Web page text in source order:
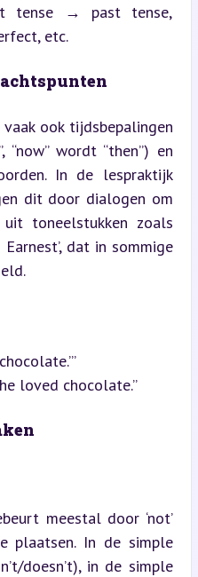
tense → past tense,
etc.
ook tijdsbepalingen
“now” wordt “then”) en
In de lespraktijk
dit door dialogen om
toneelstukken zoals
dat in sommige
loved chocolate.”
meestal door ‘not’
plaatsen. In de simple
doesn’t), in de simple